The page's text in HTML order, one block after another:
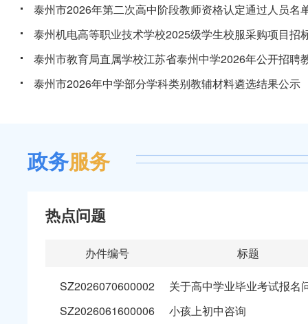
泰州市2026年第二次高中阶段教师资格认定通过人员名
泰州机电高等职业技术学校2025级学生校服采购项目招
泰州市教育局直属学校江苏省泰州中学2026年公开招聘
泰州市2026年中学部分学科类别教辅材料遴选结果公示
政务服务
热点问题
办件编号 标题
SZ2026070600002
关于高中学业毕业考试报名
SZ2026061600006
小孩上初中咨询